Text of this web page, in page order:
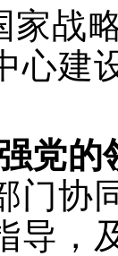
家战
心建
党的
门协
导，